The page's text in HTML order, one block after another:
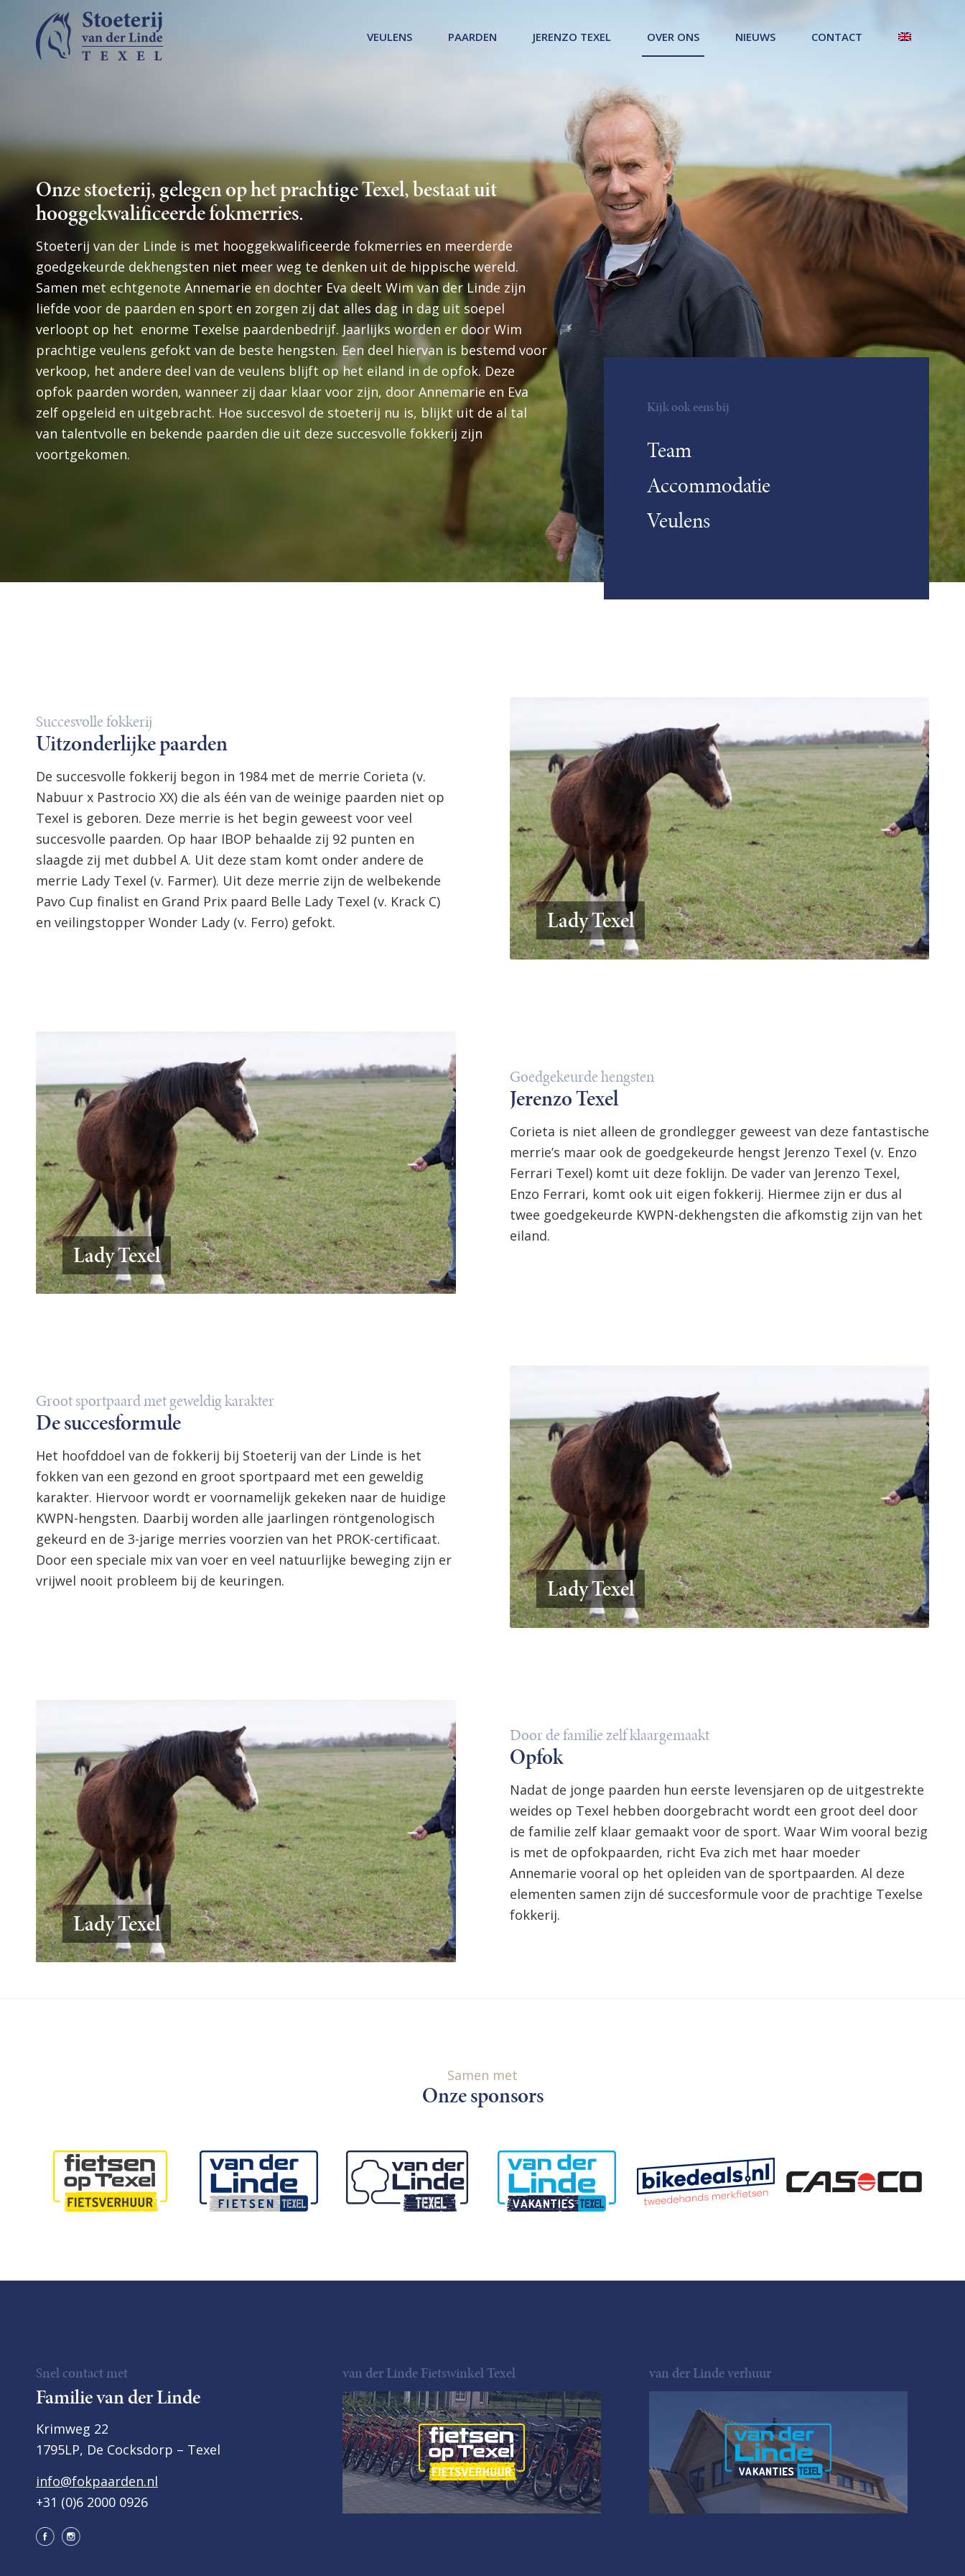
VEULENS PAARDEN JERENZO TEXEL OVER ONS NIEUWS CONTACT
Onze stoeterij, gelegen op het prachtige Texel, bestaat uit
hooggekwalificeerde fokmerries.
Stoeterij van der Linde is met hooggekwalificeerde fokmerries en meerderde
goedgekeurde dekhengsten niet meer weg te denken uit de hippische wereld.
Samen met echtgenote Annemarie en dochter Eva deelt Wim van der Linde zijn
liefde voor de paarden en sport en zorgen zij dat alles dag in dag uit soepel
verloopt op het enorme Texelse paardenbedrijf. Jaarlijks worden er door Wim
prachtige veulens gefokt van de beste hengsten. Een deel hiervan is bestemd voor
verkoop, het andere deel van de veulens blijft op het eiland in de opfok. Deze
opfok paarden worden, wanneer zij daar klaar voor zijn, door Annemarie en Eva
zelf opgeleid en uitgebracht. Hoe succesvol de stoeterij nu is, blijkt uit de al tal
van talentvolle en bekende paarden die uit deze succesvolle fokkerij zijn
voortgekomen.
Kijk ook eens bij
Team
Accommodatie
Veulens
Succesvolle fokkerij
Uitzonderlijke paarden
De succesvolle fokkerij begon in 1984 met de merrie Corieta (v.
Nabuur x Pastrocio XX) die als één van de weinige paarden niet op
Texel is geboren. Deze merrie is het begin geweest voor veel
succesvolle paarden. Op haar IBOP behaalde zij 92 punten en
slaagde zij met dubbel A. Uit deze stam komt onder andere de
merrie Lady Texel (v. Farmer). Uit deze merrie zijn de welbekende
Pavo Cup finalist en Grand Prix paard Belle Lady Texel (v. Krack C)
en veilingstopper Wonder Lady (v. Ferro) gefokt.
Lady Texel
Lady Texel
Goedgekeurde hengsten
Jerenzo Texel
Corieta is niet alleen de grondlegger geweest van deze fantastische
merrie’s maar ook de goedgekeurde hengst Jerenzo Texel (v. Enzo
Ferrari Texel) komt uit deze foklijn. De vader van Jerenzo Texel,
Enzo Ferrari, komt ook uit eigen fokkerij. Hiermee zijn er dus al
twee goedgekeurde KWPN-dekhengsten die afkomstig zijn van het
eiland.
Groot sportpaard met geweldig karakter
De succesformule
Het hoofddoel van de fokkerij bij Stoeterij van der Linde is het
fokken van een gezond en groot sportpaard met een geweldig
karakter. Hiervoor wordt er voornamelijk gekeken naar de huidige
KWPN-hengsten. Daarbij worden alle jaarlingen röntgenologisch
gekeurd en de 3-jarige merries voorzien van het PROK-certificaat.
Door een speciale mix van voer en veel natuurlijke beweging zijn er
vrijwel nooit probleem bij de keuringen.
Lady Texel
Lady Texel
Door de familie zelf klaargemaakt
Opfok
Nadat de jonge paarden hun eerste levensjaren op de uitgestrekte
weides op Texel hebben doorgebracht wordt een groot deel door
de familie zelf klaar gemaakt voor de sport. Waar Wim vooral bezig
is met de opfokpaarden, richt Eva zich met haar moeder
Annemarie vooral op het opleiden van de sportpaarden. Al deze
elementen samen zijn dé succesformule voor de prachtige Texelse
fokkerij.
Samen met
Onze sponsors
Snel contact met
Familie van der Linde
Krimweg 22
1795LP, De Cocksdorp – Texel
info@fokpaarden.nl
+31 (0)6 2000 0926
van der Linde Fietswinkel Texel van der Linde verhuur